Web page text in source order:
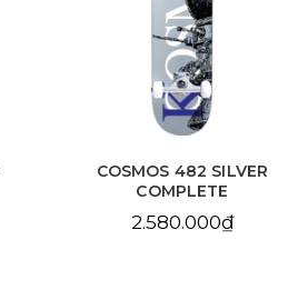
COSMOS 482 SILVER
COMPLETE
2.580.000₫